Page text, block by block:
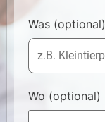
Was (optional)
Wo (optional)